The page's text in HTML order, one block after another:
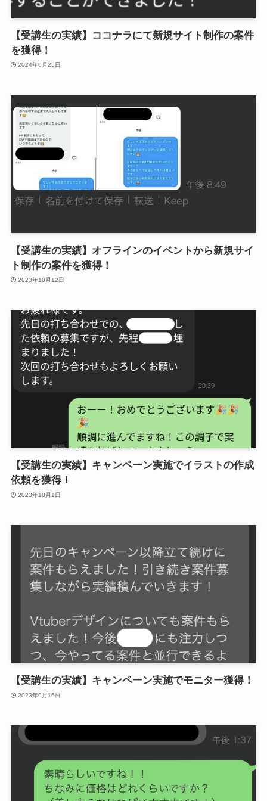
【受講生の実績】ココナラにて新規サイト制作の案件
を獲得！
2024年6月25日
【受講生の実績】オフラインのイベントから新規サイ
ト制作の案件を獲得！
2023年10月12日
【受講生の実績】キャンペーン実施でイラストの作成
依頼を獲得！
2023年10月1日
【受講生の実績】キャンペーン実施でモニター獲得！
2023年9月16日